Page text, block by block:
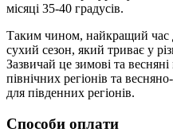
місяці 35-40 градусів.
Таким чином, найкращий час
сухий сезон, який триває у
Зазвичай це зимові та
північних регіонів та
для південних регіонів.
Способи оплати